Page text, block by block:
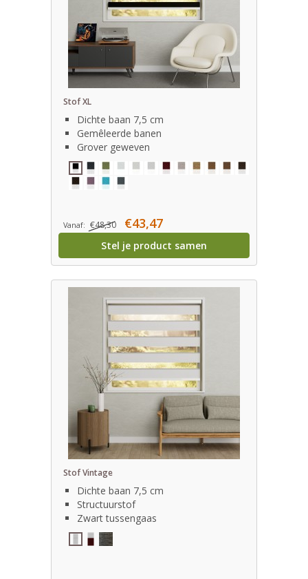
Stof XL
Dichte baan 7,5 cm
Gemêleerde banen
Grover geweven
Vanaf: €48,30 €43,47
Stel je product samen
Stof Vintage
Dichte baan 7,5 cm
Structuurstof
Zwart tussengaas